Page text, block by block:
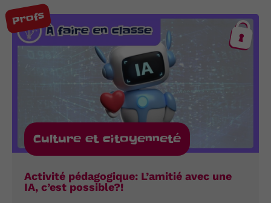
Profs
Culture et citoyenneté
Activité pédagogique: L’amitié avec une
IA, c’est possible?!